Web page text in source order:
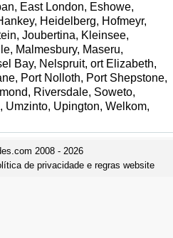
East London, Eshowe,
Heidelberg, Hofmeyr,
Joubertina, Kleinsee,
Malmesbury, Maseru,
Bay, Nelspruit, ort Elizabeth,
Port Nolloth, Port Shepstone,
Riversdale, Soweto,
Umzinto, Upington, Welkom,
2008 - 2026
de privacidade e regras website